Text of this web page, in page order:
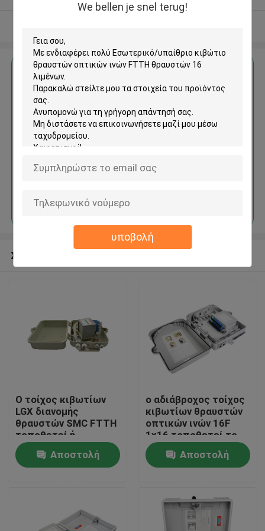
We bellen je snel terug!
υποβολή
Σπίτι
Βίντεο
Αποκτήστε την καλύτερη τιμή για
Εσωτερικό/υπαίθριο κιβώτιο
θραυστών οπτικών ινών FTTH
Να συνεχίσει
Συνιστώμενα προϊόντα
Ο τοίχος κιβωτίων
LGX διανομής
θραυστών SMC FTTH
τοποθετεί ή
Πολωνός τοποθετεί
ανοικτό γκριΑποστολή
ο αδιάβροχος τοίχος
κιβωτίων θραυστών
οπτικών ινών 16F
1x16 τοποθετεί το
θραύστη IP66
Αποστολή